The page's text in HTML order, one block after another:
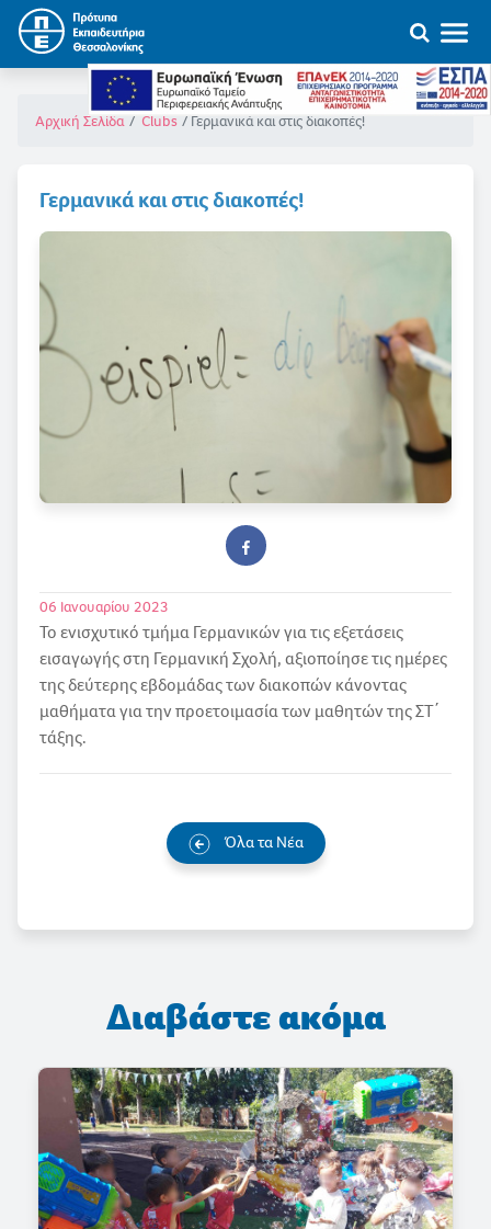
Αρχική Σελίδα Clubs Γερμανικά και στις διακοπές!
Γερμανικά και στις διακοπές!
06 Ιανουαρίου 2023
Το ενισχυτικό τμήμα Γερμανικών για τις εξετάσεις
εισαγωγής στη Γερμανική Σχολή, αξιοποίησε τις ημέρες
της δεύτερης εβδομάδας των διακοπών κάνοντας
μαθήματα για την προετοιμασία των μαθητών της ΣΤ΄
τάξης.
Όλα τα Νέα
Διαβάστε ακόμα